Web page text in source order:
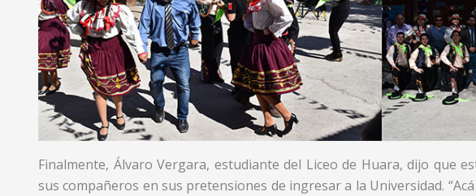
Finalmente, Álvaro Vergara, estudiante del Liceo de Huara, dijo que
sus compañeros en sus pretensiones de ingresar a la Universidad.